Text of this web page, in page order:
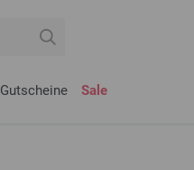
Gutscheine Sale